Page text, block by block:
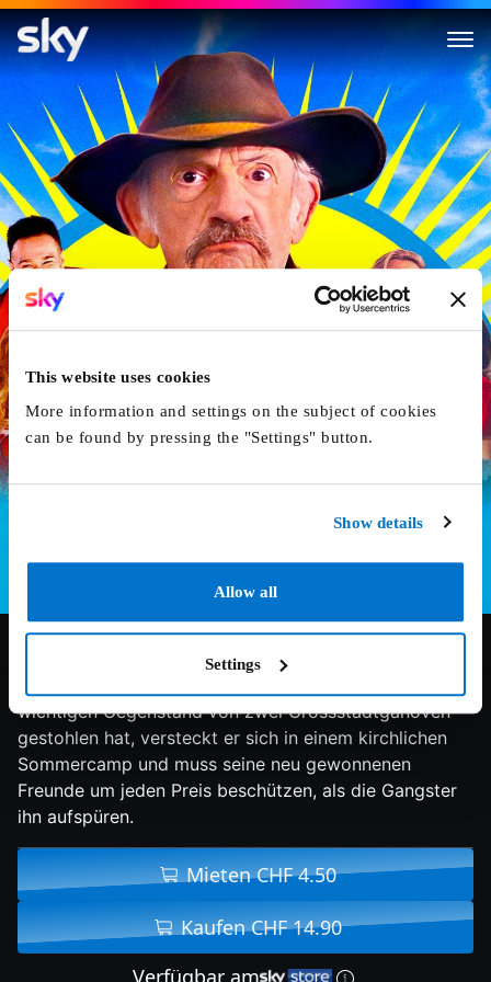
This website uses cookies
More information and settings on the subject of cookies
can be found by pressing the "Settings" button.
Show details
Allow all
Settings
Camp Hideout
5.4/10 2023 95 min Komödie
wichtigen Gegenstand von zwei Grossstadtganoven
gestohlen hat, versteckt er sich in einem kirchlichen
Sommercamp und muss seine neu gewonnenen
Freunde um jeden Preis beschützen, als die Gangster
ihn aufspüren.
Mieten CHF 4.50
Kaufen CHF 14.90
Verfügbar am